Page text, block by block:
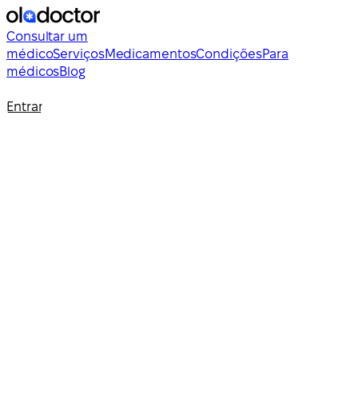
Consultar um
médicoServiçosMedicamentosCondiçõesPara
médicosBlog
Entrar